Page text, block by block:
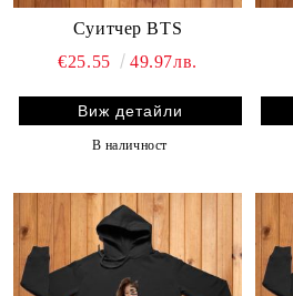
Суитчер BTS
€25.55
49.97лв.
Виж детайли
В наличност